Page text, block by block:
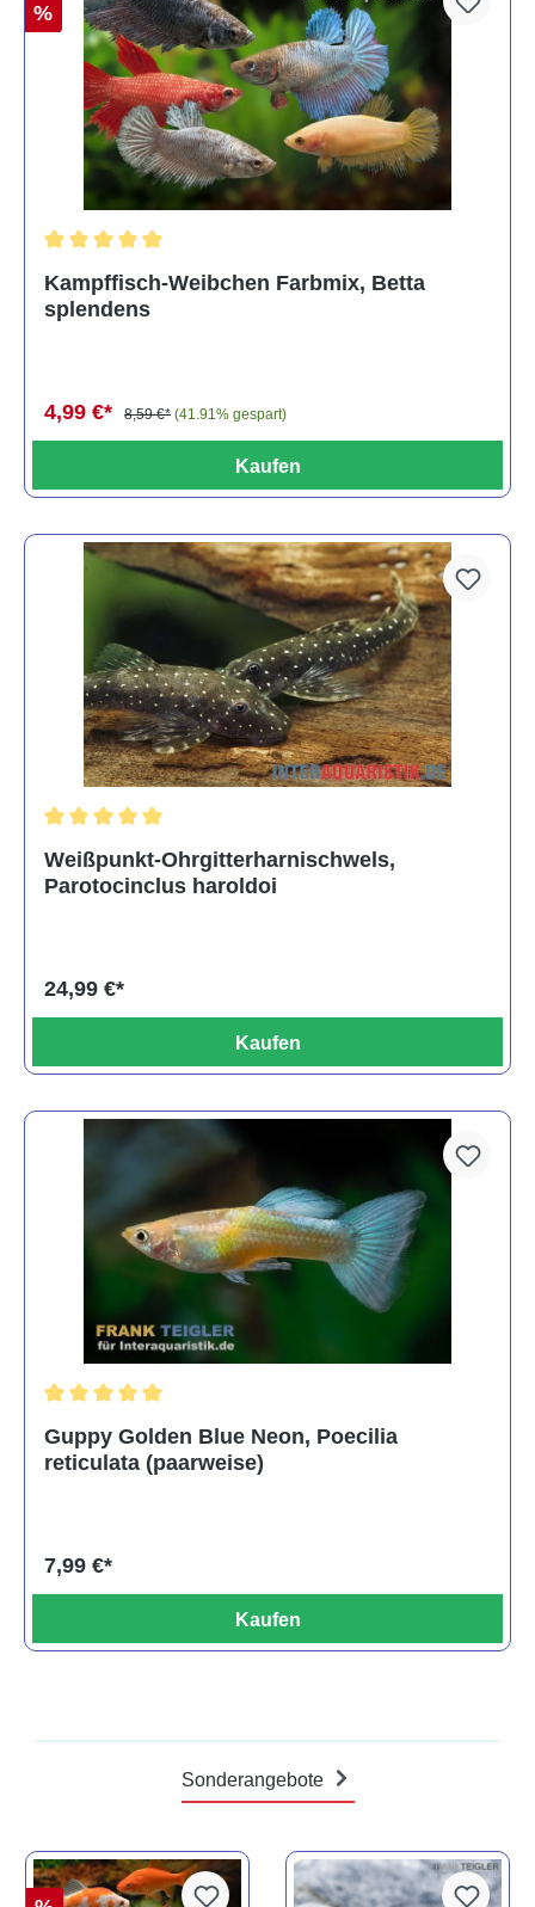
%
Kampffisch-Weibchen Farbmix, Betta
splendens
4,99 €* 8,59 €* (41.91% gespart)
Kaufen
Weißpunkt-Ohrgitterharnischwels,
Parotocinclus haroldoi
24,99 €*
Kaufen
Guppy Golden Blue Neon, Poecilia
reticulata (paarweise)
7,99 €*
Kaufen
Sonderangebote